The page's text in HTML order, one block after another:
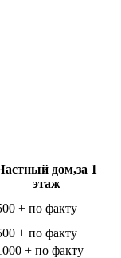
дом,за 1
этаж
+ по факту
+ по факту
+ по факту